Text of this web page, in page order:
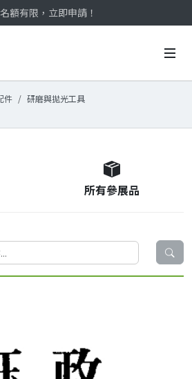
額有限，立即申請！
請中‼️
額有限，立即申請！
件 研磨與拋光工具
所有參展品